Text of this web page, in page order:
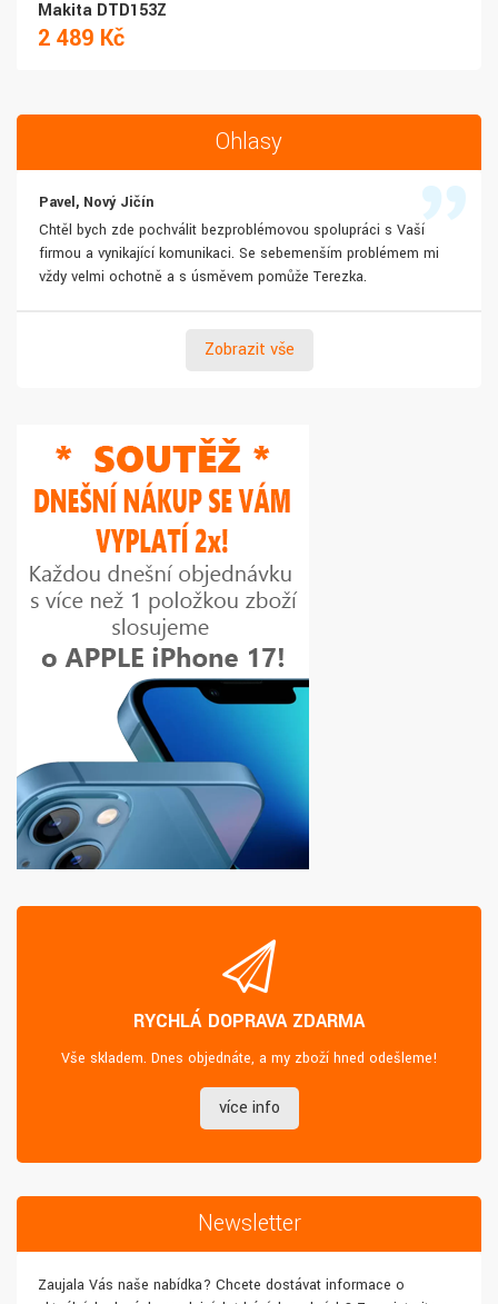
Makita DTD153Z
2 489 Kč
Ohlasy
Pavel, Nový Jičín
Chtěl bych zde pochválit bezproblémovou spolupráci s Vaší
firmou a vynikající komunikaci. Se sebemenším problémem mi
vždy velmi ochotně a s úsměvem pomůže Terezka.
Zobrazit vše
RYCHLÁ DOPRAVA ZDARMA
Vše skladem. Dnes objednáte, a my zboží hned odešleme!
více info
Newsletter
Zaujala Vás naše nabídka? Chcete dostávat informace o